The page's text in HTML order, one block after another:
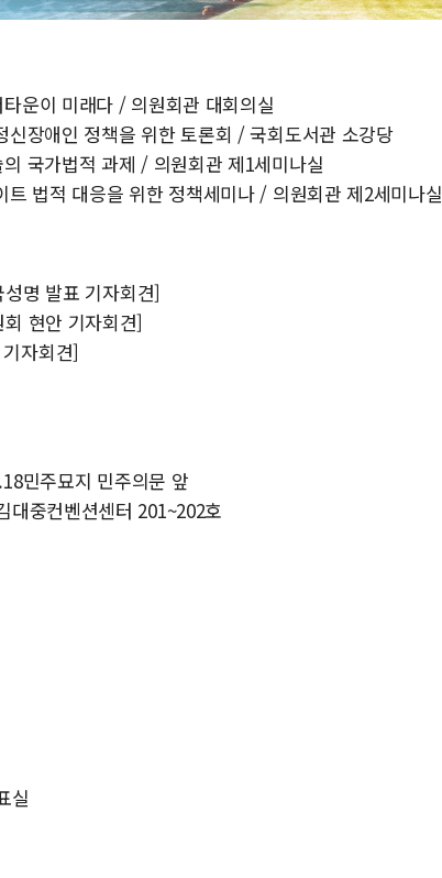
운이 미래다 / 의원회관 대회의실
장애인 정책을 위한 토론회 / 국회도서관 소강당
국가법적 과제 / 의원회관 제1세미나실
법적 대응을 위한 정책세미나 / 의원회관 제2세미나실
명 발표 기자회견]
현안 기자회견]
자회견]
민주묘지 민주의문 앞
중컨벤션센터 201~202호
실